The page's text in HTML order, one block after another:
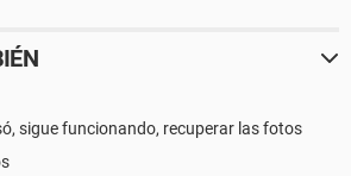
sigue funcionando, recuperar las fotos